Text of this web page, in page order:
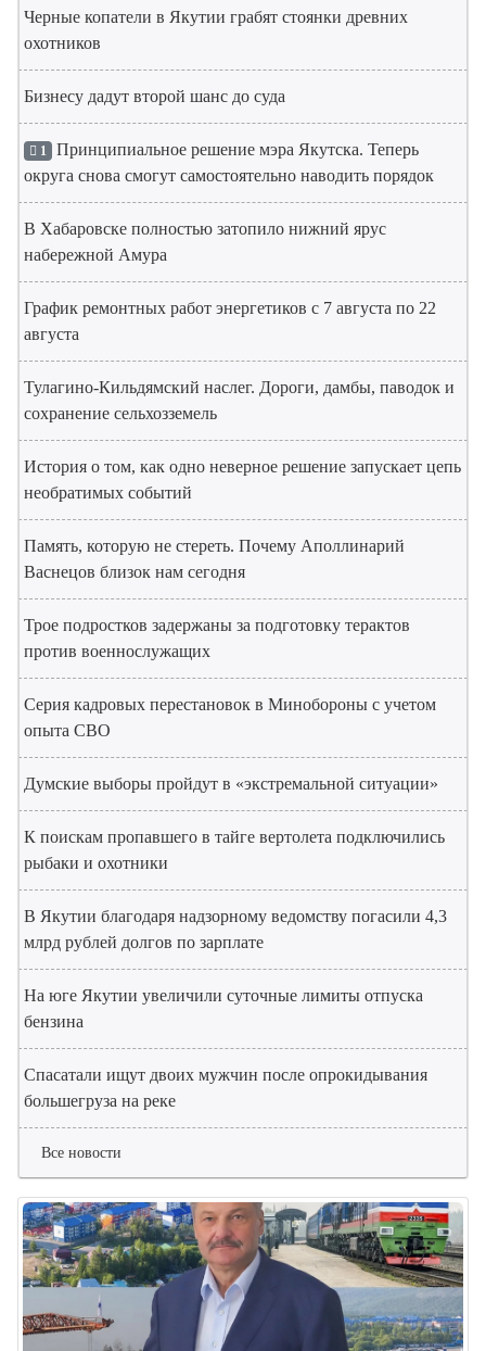
Черные копатели в Якутии грабят стоянки древних
охотников
Бизнесу дадут второй шанс до суда
1 Принципиальное решение мэра Якутска. Теперь
округа снова смогут самостоятельно наводить порядок
В Хабаровске полностью затопило нижний ярус
набережной Амура
График ремонтных работ энергетиков с 7 августа по 22
августа
Тулагино-Кильдямский наслег. Дороги, дамбы, паводок и
сохранение сельхозземель
История о том, как одно неверное решение запускает цепь
необратимых событий
Память, которую не стереть. Почему Аполлинарий
Васнецов близок нам сегодня
Трое подростков задержаны за подготовку терактов
против военнослужащих
Серия кадровых перестановок в Минобороны с учетом
опыта СВО
Думские выборы пройдут в «экстремальной ситуации»
К поискам пропавшего в тайге вертолета подключились
рыбаки и охотники
В Якутии благодаря надзорному ведомству погасили 4,3
млрд рублей долгов по зарплате
На юге Якутии увеличили суточные лимиты отпуска
бензина
Спасатали ищут двоих мужчин после опрокидывания
большегруза на реке
Все новости